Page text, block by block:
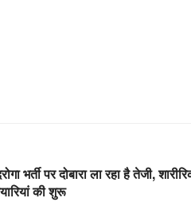
भर्ती पर दोबारा ला रहा है तेजी,
की शुरू